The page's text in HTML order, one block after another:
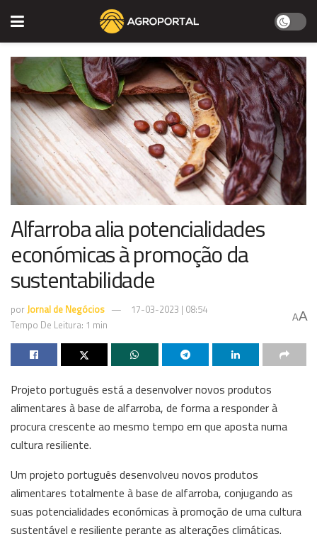
Alfarroba alia potencialidades
económicas à promoção da
sustentabilidade
porJornal de Negócios
17-03-2023 | 08:54
Tempo De Leitura: 1 min
AA
Projeto português está a desenvolver novos produtos
alimentares à base de alfarroba, de forma a responder à
procura crescente ao mesmo tempo em que aposta numa
cultura resiliente.
Um projeto português desenvolveu novos produtos
alimentares totalmente à base de alfarroba, conjugando as
suas potencialidades económicas à promoção de uma cultura
sustentável e resiliente perante as alterações climáticas.